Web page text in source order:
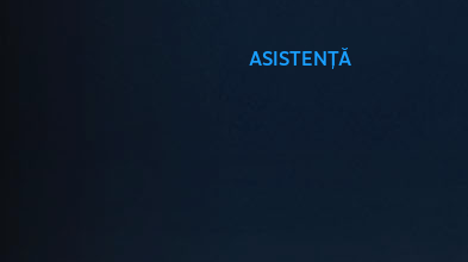
ASISTENȚĂ